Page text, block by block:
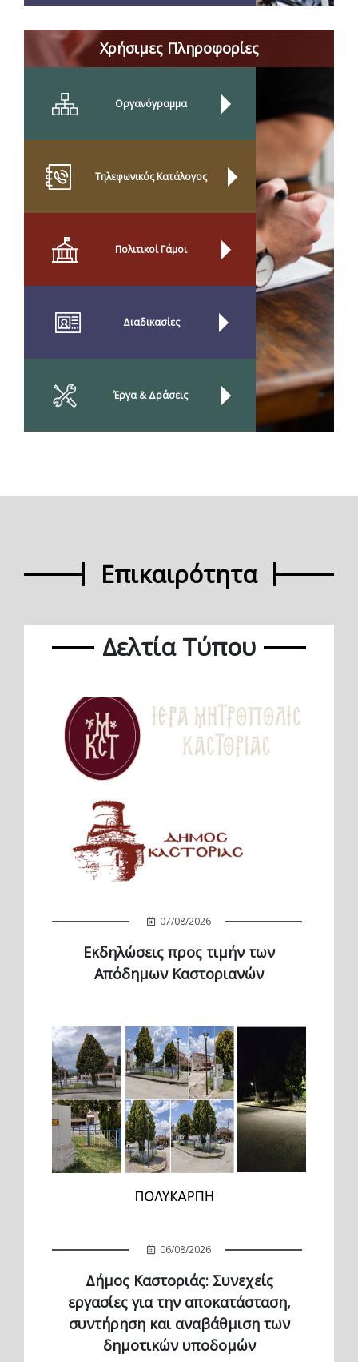
Χρήσιμες Πληροφορίες
Οργανόγραμμα
Τηλεφωνικός Κατάλογος
Πολιτικοί Γάμοι
Διαδικασίες
Έργα & Δράσεις
Επικαιρότητα
Δελτία Τύπου
07/08/2026
Εκδηλώσεις προς τιμήν των
Απόδημων Καστοριανών
06/08/2026
Δήμος Καστοριάς: Συνεχείς
εργασίες για την αποκατάσταση,
συντήρηση και αναβάθμιση των
δημοτικών υποδομών